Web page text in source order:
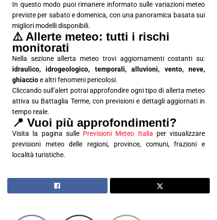
In questo modo puoi rimanere informato sulle variazioni meteo
previste per sabato e domenica, con una panoramica basata sui
migliori modelli disponibili.
⚠️ Allerte meteo: tutti i rischi
monitorati
Nella sezione allerta meteo trovi aggiornamenti costanti su:
idraulico, idrogeologico, temporali, alluvioni, vento, neve,
ghiaccioe altri fenomeni pericolosi.
Cliccando sull’alert potrai approfondire ogni tipo di allerta meteo
attiva su Battaglia Terme, con previsioni e dettagli aggiornati in
tempo reale.
📍 Vuoi più approfondimenti?
Visita la pagina sulle Previsioni Meteo Italia per visualizzare
previsioni meteo delle regioni, province, comuni, frazioni e
località turistiche.